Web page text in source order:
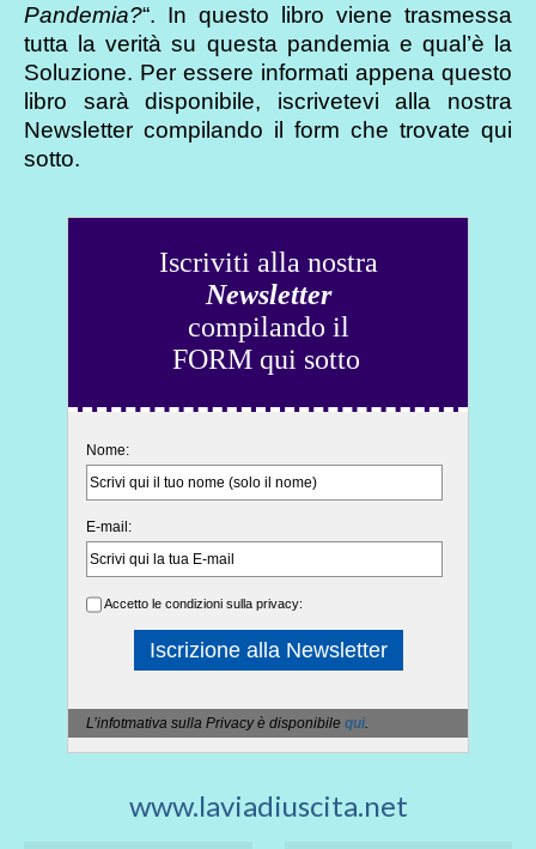
Pandemia?“. In questo libro viene trasmessa
tutta la verità su questa pandemia e qual’è la
Soluzione. Per essere informati appena questo
libro sarà disponibile, iscrivetevi alla nostra
Newsletter compilando il form che trovate qui
sotto.
Iscriviti alla nostra
Newsletter
compilando il
FORM qui sotto
Nome:
E-mail:
Accetto le condizioni sulla privacy:
L’infotmativa sulla Privacy è disponibile qui.
www.laviadiuscita.net